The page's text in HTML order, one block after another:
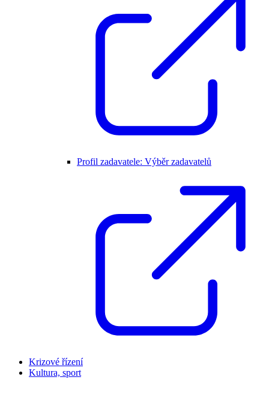
Profil zadavatele: Výběr zadavatelů
Krizové řízení
Kultura, sport